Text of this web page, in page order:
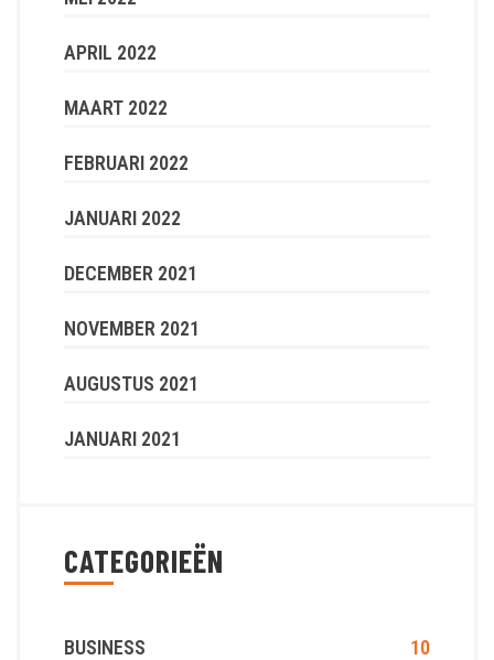
APRIL 2022
MAART 2022
FEBRUARI 2022
JANUARI 2022
DECEMBER 2021
NOVEMBER 2021
AUGUSTUS 2021
JANUARI 2021
CATEGORIEËN
BUSINESS 10